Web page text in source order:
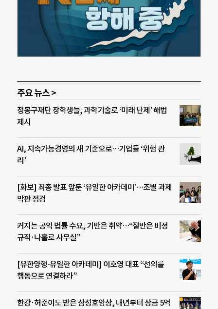
주요 뉴스 >
정몽구재단 장학생들, 과학기술로 ‘미래 난제’ 해법
제시
AI, 지속가능경영의 새 기준으로…기업들 ‘위험 관
리’
[화보] 최종 발표 앞둔 ‘유일한 아카데미’…조별 과제
막판 점검
커지는 공익 법률 수요, 기반은 취약…“절반은 비정
규직·나홀로 사무실”
[유한양행-유일한 아카데미] 이호영 대표 “선의를
행동으로 연결하라”
한강·허준이도 받은 삼성호암상, 내년부터 상금 5억